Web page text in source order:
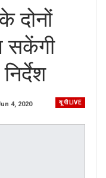
दोनों
सकेंगी
यू पी LIVE
4, 2020